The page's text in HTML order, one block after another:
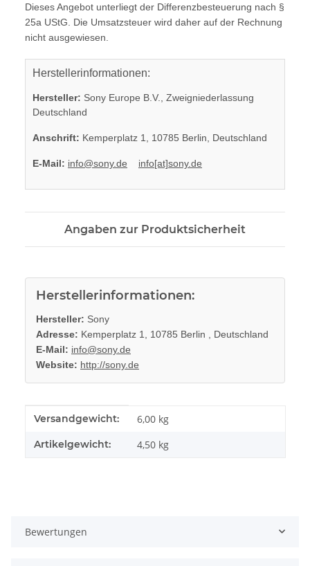
Dieses Angebot unterliegt der Differenzbesteuerung nach §
25a UStG. Die Umsatzsteuer wird daher auf der Rechnung
nicht ausgewiesen.
Herstellerinformationen:
Hersteller: Sony Europe B.V., Zweigniederlassung
Deutschland
Anschrift: Kemperplatz 1, 10785 Berlin, Deutschland
E-Mail: info@sony.de info[at]sony.de
Angaben zur Produktsicherheit
Herstellerinformationen:
Hersteller: Sony
Adresse: Kemperplatz 1, 10785 Berlin , Deutschland
E-Mail: info@sony.de
Website: http://sony.de
Produkteigenschaft
Wert
Versandgewicht: 6,00 kg
Artikelgewicht: 4,50 kg
Bewertungen